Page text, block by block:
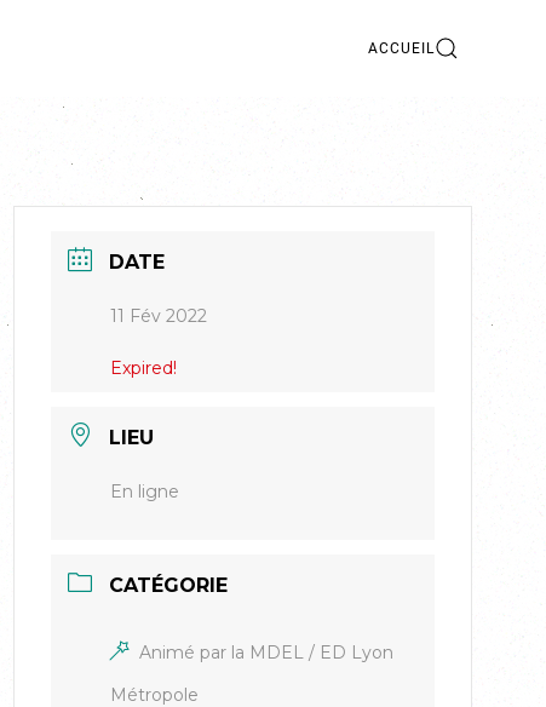
ACCUEIL
DATE
11 Fév 2022
Expired!
LIEU
En ligne
CATÉGORIE
Animé par la MDEL / ED Lyon
Métropole